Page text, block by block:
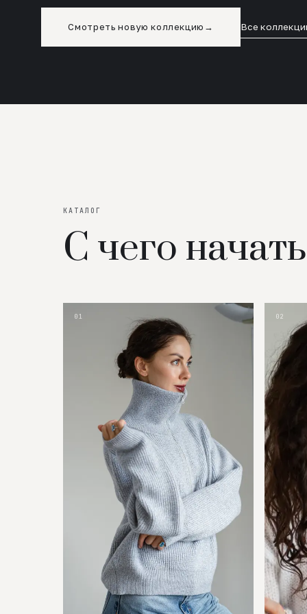
Смотреть новую коллекцию → Все
КАТАЛОГ
С чего начать
01 02